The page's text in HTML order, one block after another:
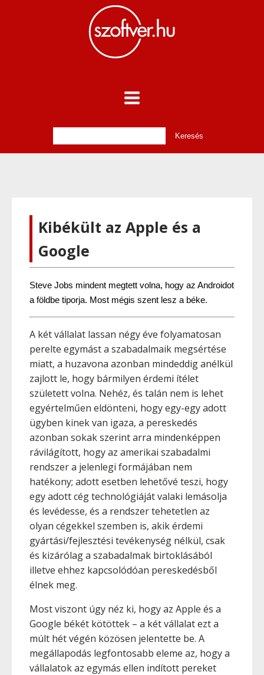
Kibékült az Apple és a
Google
Steve Jobs mindent megtett volna, hogy az Androidot
a földbe tiporja. Most mégis szent lesz a béke.
A két vállalat lassan négy éve folyamatosan
perelte egymást a szabadalmaik megsértése
miatt, a huzavona azonban mindeddig anélkül
zajlott le, hogy bármilyen érdemi ítélet
született volna. Nehéz, és talán nem is lehet
egyértelműen eldönteni, hogy egy-egy adott
ügyben kinek van igaza, a pereskedés
azonban sokak szerint arra mindenképpen
rávilágított, hogy az amerikai szabadalmi
rendszer a jelenlegi formájában nem
hatékony; adott esetben lehetővé teszi, hogy
egy adott cég technológiáját valaki lemásolja
és levédesse, és a rendszer tehetetlen az
olyan cégekkel szemben is, akik érdemi
gyártási/fejlesztési tevékenység nélkül, csak
és kizárólag a szabadalmak birtoklásából
illetve ehhez kapcsolódóan pereskedésből
élnek meg.
Most viszont úgy néz ki, hogy az Apple és a
Google békét kötöttek – a két vállalat ezt a
múlt hét végén közösen jelentette be. A
megállapodás legfontosabb eleme az, hogy a
vállalatok az egymás ellen indított pereket